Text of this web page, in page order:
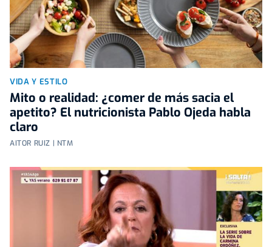
VIDA Y ESTILO
Mito o realidad: ¿comer de más sacia el
apetito? El nutricionista Pablo Ojeda habla
claro
AITOR RUIZ | NTM